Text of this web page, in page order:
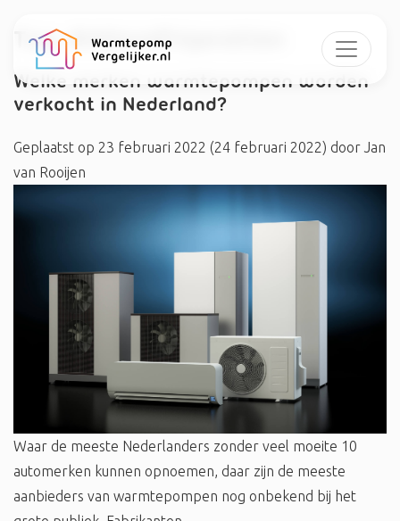
Tag:#Altorefrigeration
Welke merken warmtepompen worden
verkocht in Nederland?
Geplaatst op 23 februari 2022 (24 februari 2022) door Jan
van Rooijen
Waar de meeste Nederlanders zonder veel moeite 10
automerken kunnen opnoemen, daar zijn de meeste
aanbieders van warmtepompen nog onbekend bij het